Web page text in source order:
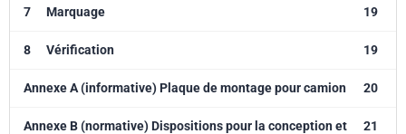
7 Marquage 19
8 Vérification 19
Annexe A (informative) Plaque de montage pour camion 20
Annexe B (normative) Dispositions pour la conception et
21